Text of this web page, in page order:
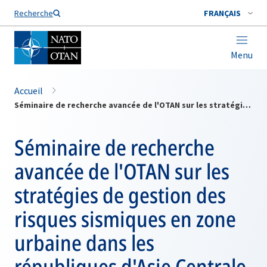
Recherche FRANÇAIS
Menu
Nom de famille*
Accueil
Séminaire de recherche avancée de l'OTAN sur les stratégies de gestion des risques sismiques en zone urbaine dans les républiques d'Asie Centrale
Séminaire de recherche
avancée de l'OTAN sur les
stratégies de gestion des
risques sismiques en zone
urbaine dans les